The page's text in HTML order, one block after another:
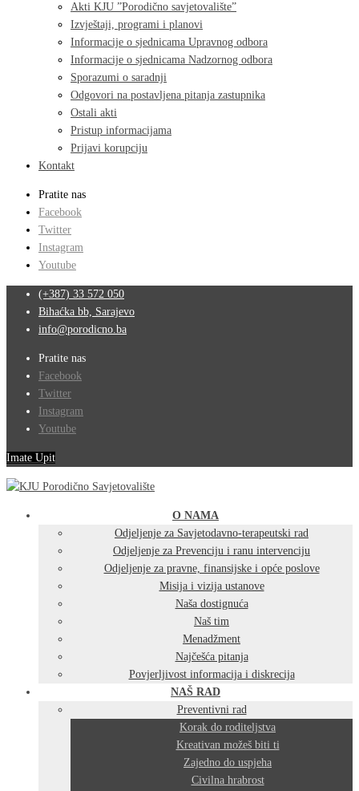
Akti KJU ”Porodično savjetovalište”
Izvještaji, programi i planovi
Informacije o sjednicama Upravnog odbora
Informacije o sjednicama Nadzornog odbora
Sporazumi o saradnji
Odgovori na postavljena pitanja zastupnika
Ostali akti
Pristup informacijama
Prijavi korupciju
Kontakt
Pratite nas
Facebook
Twitter
Instagram
Youtube
(+387) 33 572 050
Bihaćka bb, Sarajevo
info@porodicno.ba
Pratite nas
Facebook
Twitter
Instagram
Youtube
Imate Upit
O NAMA
Odjeljenje za Savjetodavno-terapeutski rad
Odjeljenje za Prevenciju i ranu intervenciju
Odjeljenje za pravne, finansijske i opće poslove
Misija i vizija ustanove
Naša dostignuća
Naš tim
Menadžment
Najčešća pitanja
Povjerljivost informacija i diskrecija
NAŠ RAD
Preventivni rad
Korak do roditeljstva
Kreativan možeš biti ti
Zajedno do uspjeha
Civilna hrabrost